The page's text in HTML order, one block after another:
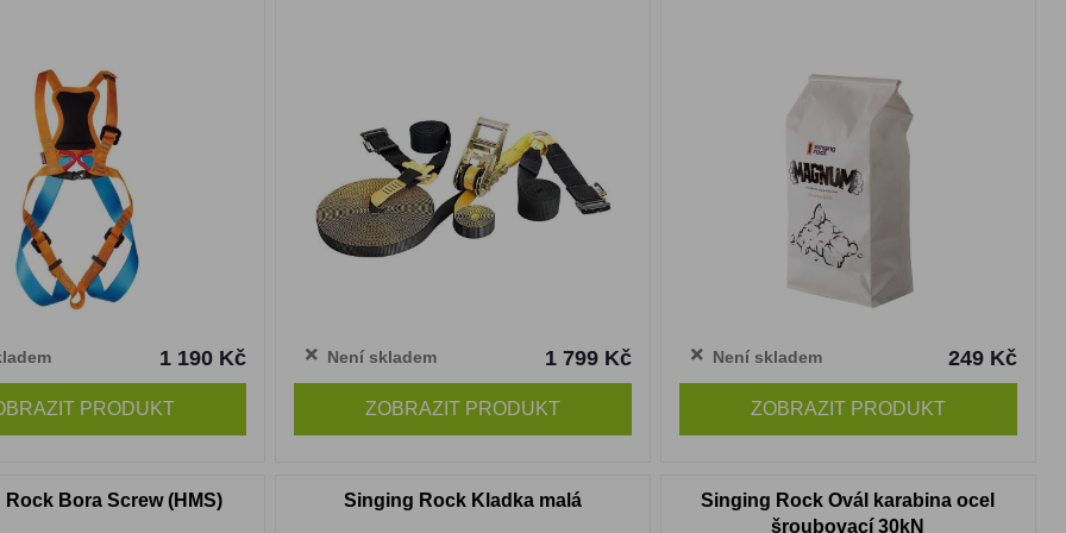
1 190 Kč
PRODUKT
Není skladem 1 799 Kč
ZOBRAZIT PRODUKT
Není skladem 249 Kč
ZOBRAZIT PRODUKT
Bora Screw (HMS) Singing Rock Kladka malá
Singing Rock Ovál karabina ocel
šroubovací 30kN